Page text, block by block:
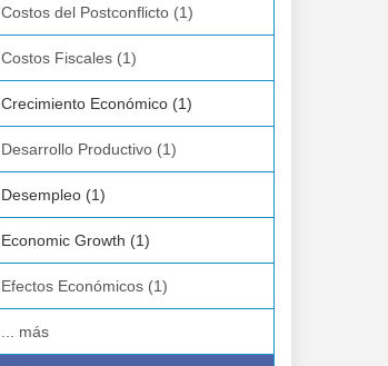
Costos del Postconflicto (1)
Costos Fiscales (1)
Crecimiento Económico (1)
Desarrollo Productivo (1)
Desempleo (1)
Economic Growth (1)
Efectos Económicos (1)
... más